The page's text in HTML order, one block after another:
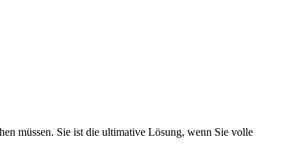
müssen. Sie ist die ultimative Lösung, wenn Sie volle